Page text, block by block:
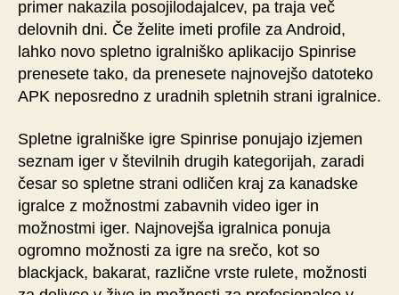
primer nakazila posojilodajalcev, pa traja več
delovnih dni. Če želite imeti profile za Android,
lahko novo spletno igralniško aplikacijo Spinrise
prenesete tako, da prenesete najnovejšo datoteko
APK neposredno z uradnih spletnih strani igralnice.
Spletne igralniške igre Spinrise ponujajo izjemen
seznam iger v številnih drugih kategorijah, zaradi
česar so spletne strani odličen kraj za kanadske
igralce z možnostmi zabavnih video iger in
možnostmi iger. Najnovejša igralnica ponuja
ogromno možnosti za igre na srečo, kot so
blackjack, bakarat, različne vrste rulete, možnosti